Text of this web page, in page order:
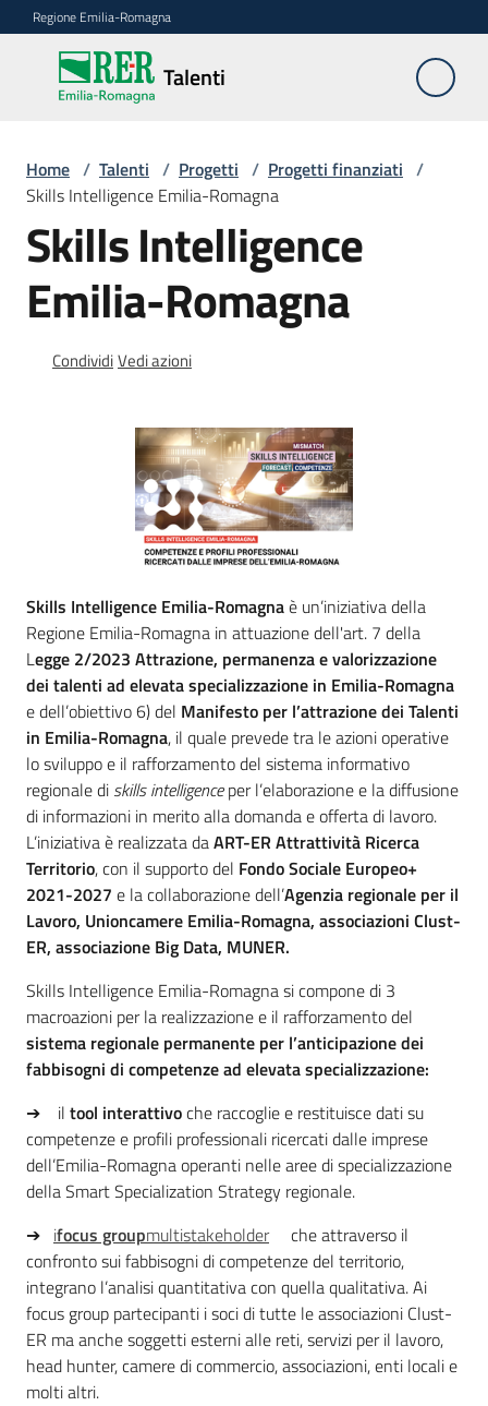
Vai al contenuto
Vai alla navigazione
Vai al footer
Regione Emilia-Romagna
Talenti
Talenti
La
legge
2/2023
Le
Menu selezionato
attività
di
comunicazione
English
Emilia-
Romagna
Regione
Novità
Servizi
Leggi Atti Bandi
Argomenti
Home / Talenti / Progetti / Progetti finanziati /
Skills Intelligence Emilia-Romagna
Skills Intelligence
Emilia-Romagna
CondividiVedi azioni
Skills Intelligence Emilia-Romagnaè un’iniziativa della
Regione Emilia-Romagna in attuazione dell'art. 7 della
Legge 2/2023 Attrazione, permanenza e valorizzazione
dei talenti ad elevata specializzazione in Emilia-Romagna
e dell’obiettivo 6) del Manifesto per l’attrazione dei Talenti
in Emilia-Romagna, il quale prevede tra le azioni operative
lo sviluppo e il rafforzamento del sistema informativo
regionale di skills intelligenceper l’elaborazione e la diffusione
di informazioni in merito alla domanda e offerta di lavoro.
L’iniziativa è realizzata daART-ER Attrattività Ricerca
Territorio, con il supporto del Fondo Sociale Europeo+
2021-2027 e la collaborazione dell’Agenzia regionale per il
Lavoro, Unioncamere Emilia-Romagna, associazioni Clust-
ER, associazione Big Data, MUNER.
Skills Intelligence Emilia-Romagna si compone di 3
macroazioni per la realizzazione e il rafforzamento del
sistema regionale permanente per l’anticipazione dei
fabbisogni di competenze ad elevata specializzazione:
➔ il tool interattivoche raccoglie e restituisce dati su
competenze e profili professionali ricercati dalle imprese
dell’Emilia-Romagna operanti nelle aree di specializzazione
della Smart Specialization Strategy regionale.
➔ ifocus groupmultistakeholder
che attraverso il
confronto sui fabbisogni di competenze del territorio,
integrano l’analisi quantitativa con quella qualitativa. Ai
focus group partecipanti i soci di tutte le associazioni Clust-
ER ma anche soggetti esterni alle reti, servizi per il lavoro,
head hunter, camere di commercio, associazioni, enti locali e
molti altri.